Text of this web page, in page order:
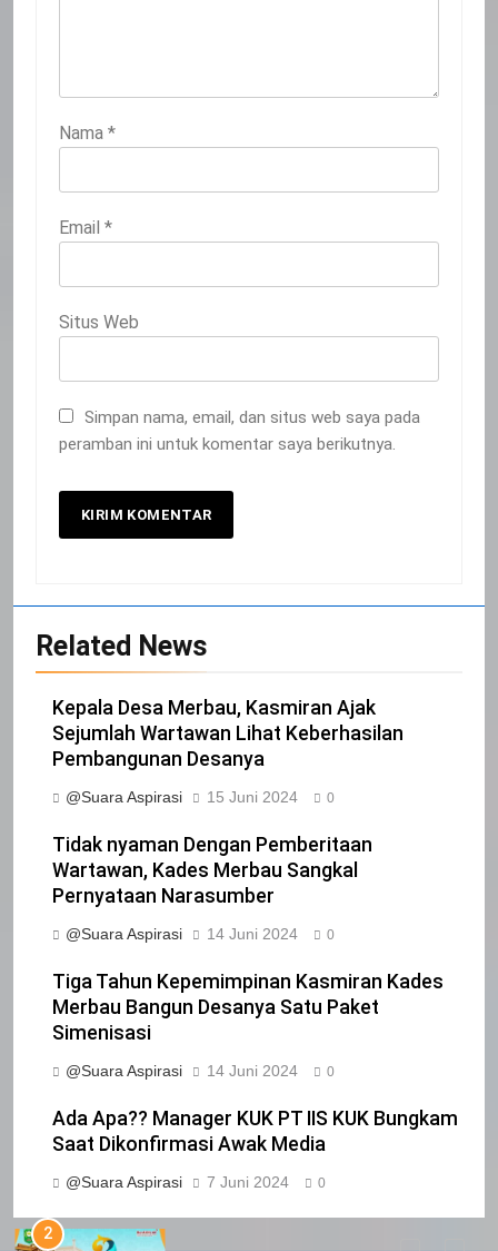
Nama *
Email *
Situs Web
Simpan nama, email, dan situs web saya pada
peramban ini untuk komentar saya berikutnya.
Related News
Kepala Desa Merbau, Kasmiran Ajak
Sejumlah Wartawan Lihat Keberhasilan
Pembangunan Desanya
@Suara Aspirasi 15 Juni 2024 0
Tidak nyaman Dengan Pemberitaan
Wartawan, Kades Merbau Sangkal
Pernyataan Narasumber
@Suara Aspirasi 14 Juni 2024 0
Tiga Tahun Kepemimpinan Kasmiran Kades
Merbau Bangun Desanya Satu Paket
Simenisasi
@Suara Aspirasi 14 Juni 2024 0
Ada Apa?? Manager KUK PT IIS KUK Bungkam
Saat Dikonfirmasi Awak Media
@Suara Aspirasi 7 Juni 2024 0
Selamat Hari Kebangkitan Nasional
21
22
PROVINSI DKI JAKARTA
IKLAN
23
NURGARAHA HARPAL NOVTEN, SH
CALON ANGGOTA DPRD PROVINSI
DKI JAKARTA
Pimpinan Beserta Anggota DPRD
Kabupaten Siak Mengucapkan
IKLAN
2